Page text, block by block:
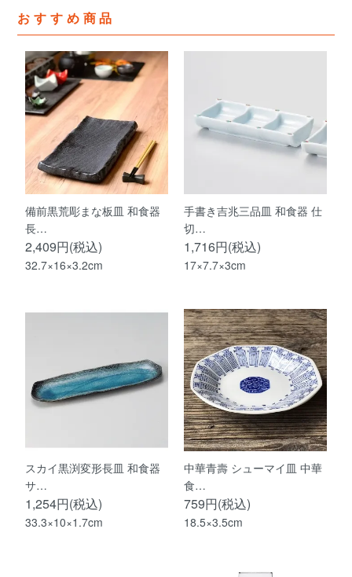
おすすめ商品
備前黒荒彫まな板皿 和食器
長…
2,409円(税込)
32.7×16×3.2cm
手書き吉兆三品皿 和食器 仕
切…
1,716円(税込)
17×7.7×3cm
スカイ黒渕変形長皿 和食器
サ…
1,254円(税込)
33.3×10×1.7cm
中華青壽 シューマイ皿 中華
食…
759円(税込)
18.5×3.5cm